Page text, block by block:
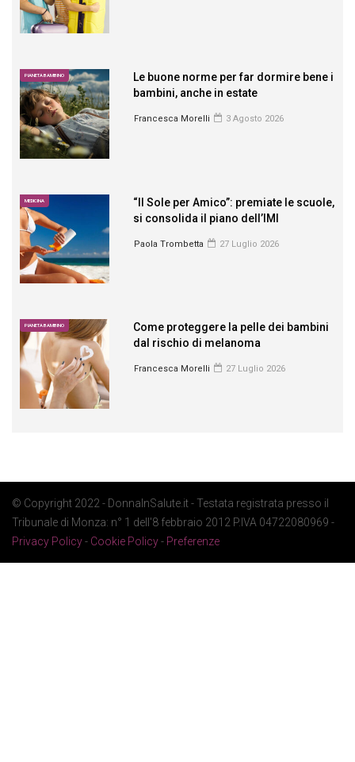
PIANETA BAMBINO
Le buone norme per far dormire bene i
bambini, anche in estate
Francesca Morelli 3 Agosto 2026
MEDICINA
“Il Sole per Amico”: premiate le scuole,
si consolida il piano dell’IMI
Paola Trombetta 27 Luglio 2026
PIANETA BAMBINO
Come proteggere la pelle dei bambini
dal rischio di melanoma
Francesca Morelli 27 Luglio 2026
© Copyright 2022 - DonnaInSalute.it - Testata registrata presso il
Tribunale di Monza: n° 1 dell'8 febbraio 2012 P.IVA 04722080969 -
Privacy Policy- Cookie Policy- Preferenze